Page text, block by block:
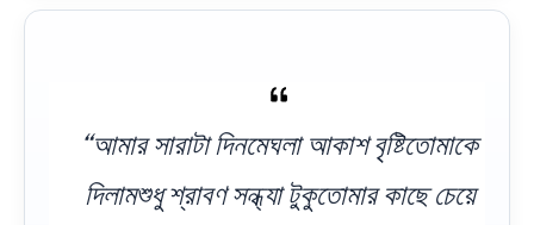
“আমার সারাটা দিনমেঘলা আকাশ বৃষ্টিতোমাকে
দিলামশুধু শ্রাবণ সন্ধ্যা টুকুতোমার কাছে চেয়ে